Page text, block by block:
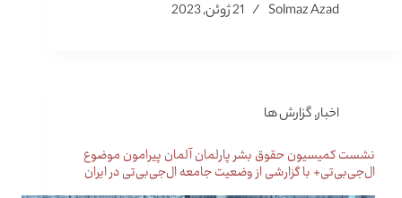
Solmaz Azad
21 ژوئن, 2023
اخبار,گزارش ها
نشست کمیسیون حقوق بشر پارلمان آلمان پیرامون موضوع
ال‌جی‌بی‌تی+ با گزارشی از وضعیت جامعه ال‌جی‌بی‌تی در ایران